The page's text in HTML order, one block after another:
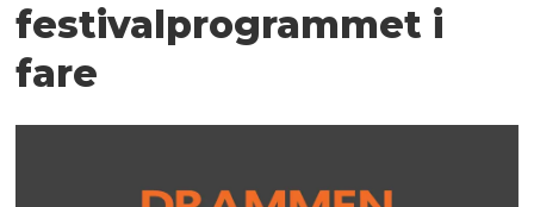
festivalprogrammet i
fare